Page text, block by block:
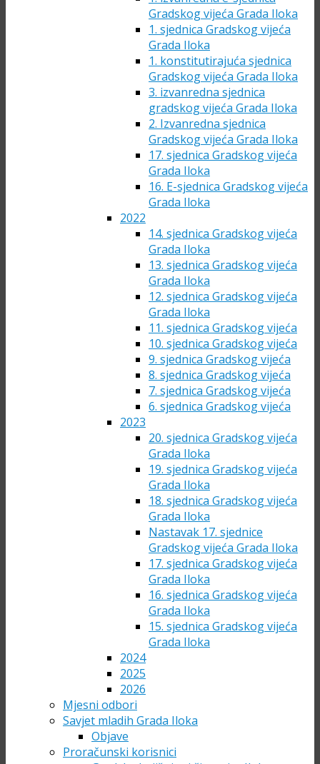
Gradskog vijeća Grada Iloka
1. sjednica Gradskog vijeća
Grada Iloka
1. konstitutirajuća sjednica
Gradskog vijeća Grada Iloka
3. izvanredna sjednica
gradskog vijeća Grada Iloka
2. Izvanredna sjednica
Gradskog vijeća Grada Iloka
17. sjednica Gradskog vijeća
Grada Iloka
16. E-sjednica Gradskog vijeća
Grada Iloka
2022
14. sjednica Gradskog vijeća
Grada Iloka
13. sjednica Gradskog vijeća
Grada Iloka
12. sjednica Gradskog vijeća
Grada Iloka
11. sjednica Gradskog vijeća
10. sjednica Gradskog vijeća
9. sjednica Gradskog vijeća
8. sjednica Gradskog vijeća
7. sjednica Gradskog vijeća
6. sjednica Gradskog vijeća
2023
20. sjednica Gradskog vijeća
Grada Iloka
19. sjednica Gradskog vijeća
Grada Iloka
18. sjednica Gradskog vijeća
Grada Iloka
Nastavak 17. sjednice
Gradskog vijeća Grada Iloka
17. sjednica Gradskog vijeća
Grada Iloka
16. sjednica Gradskog vijeća
Grada Iloka
15. sjednica Gradskog vijeća
Grada Iloka
2024
2025
2026
Mjesni odbori
Savjet mladih Grada Iloka
Objave
Proračunski korisnici